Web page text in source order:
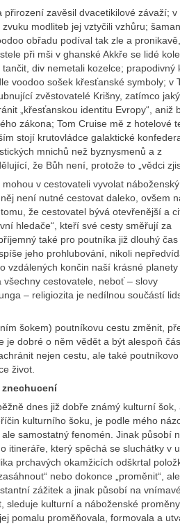
zavěsil dvacetikilové závaží; v
modliteb jej vztyčili vzhůru;
obřadu podíval tak zle a
při mši v ghanské Akkře se lidé
div nemetali kozelce; prapodivný
voodoo sošek křesťanské symboly; v
zvěstovatelé Krišny, zatímco
„křesťanskou identitu Evropy“, aniž
zákona; Tom Cruise mě z hotelové
stojí krutovládce galaktické
mnichů než byznysmenů a z
že Bůh není, protože to „vědci
v cestovateli vyvolat
není nutné cestovat daleko, ovšem
že cestovatel bývá otevřenější a
hledače“, kteří své cesty směřují za
také pro poutníka již dlouhý čas
jeho prohlubování, nikoli
vzdálených končin naší krásné
cestovatele, neboť – slovy
– religiozita je nedílnou součástí
šokem) poutníkovu cestu změnit,
je dobré o něm vědět a být alespoň
nejen cestu, ale také poutníkovo
život.
dnes již dobře známý kulturní šok,
kulturního šoku, je podle mého
samostatný fenomén. Jinak působí
itineráře, který spěchá se sluchátky v
prchavých okamžicích odškrtal
nebo dokonce „proměnit“,
zážitek a jinak působí na
sleduje kulturní a náboženské
pomalu proměňovala, formovala a